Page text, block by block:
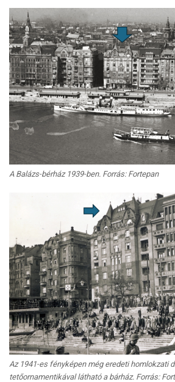
A Balázs-bérház 1939-ben. Forrás: Fortepan
Az 1941-es fényképen még eredeti homlokzati
tetőornamentikával látható a bárház. Forrás: